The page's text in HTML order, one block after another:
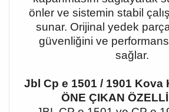
önler ve sistemin stabil
sunar. Orijinal yedek
güvenliğini ve
sağlar.
Jbl Cp e 1501 / 1901 Kova
ÖNE ÇIKAN